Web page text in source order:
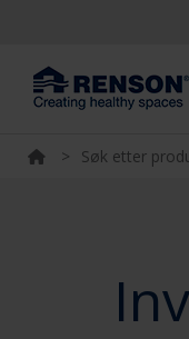
> Søk etter